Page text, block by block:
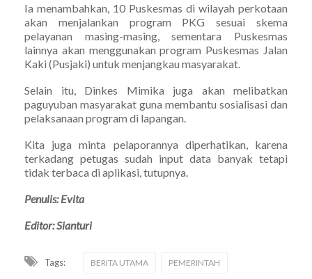
Ia menambahkan, 10 Puskesmas di wilayah perkotaan
akan menjalankan program PKG sesuai skema
pelayanan masing-masing, sementara Puskesmas
lainnya akan menggunakan program Puskesmas Jalan
Kaki (Pusjaki) untuk menjangkau masyarakat.
Selain itu, Dinkes Mimika juga akan melibatkan
paguyuban masyarakat guna membantu sosialisasi dan
pelaksanaan program di lapangan.
Kita juga minta pelaporannya diperhatikan, karena
terkadang petugas sudah input data banyak tetapi
tidak terbaca di aplikasi, tutupnya.
Penulis: Evita
Editor: Sianturi
Tags: BERITA UTAMA PEMERINTAH